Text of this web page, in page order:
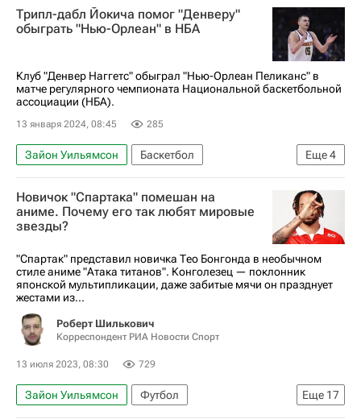
Джимми Батлер
Майами Хит НБА
Трипл-дабл Йокича помог "Денверу"
обыграть "Нью-Орлеан" в НБА
Клуб "Денвер Наггетс" обыграл "Нью-Орлеан Пеликанс" в
матче регулярного чемпионата Национальной баскетбольной
ассоциации (НБА).
13 января 2024, 08:45 285
Еще4
Зайон Уильямсон
Баскетбол
Денвер Наггетс
Нью-Орлеан Пеликанс
Майкл Портер
Никола Йокич
Новичок "Спартака" помешан на
аниме. Почему его так любят мировые
звезды?
"Спартак" представил новичка Тео Бонгонда в необычном
стиле аниме "Атака титанов". Конголезец — поклонник
японской мультипликации, даже забитые мячи он празднует
жестами из...
Роберт Шилькович
Корреспондент РИА Новости Спорт
13 июля 2023, 08:30 729
Еще 17
Зайон Уильямсон
Футбол